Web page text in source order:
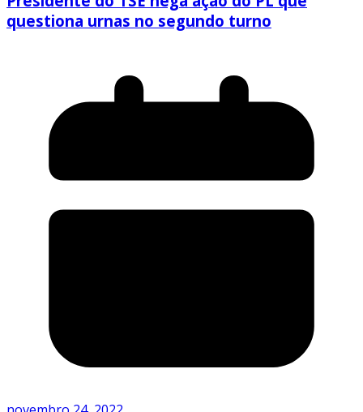
questiona urnas no segundo turno